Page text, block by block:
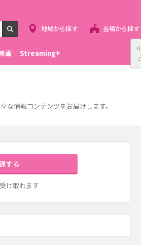
検索
地域から探す 会場から探す
画 Streaming+
情報コンテンツをお届けします。
する
け取れます